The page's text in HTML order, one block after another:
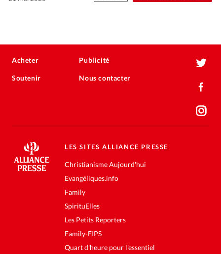
Acheter
Soutenir
Publicité
Nous contacter
LES SITES ALLIANCE PRESSE
Christianisme Aujourd'hui
Evangéliques.info
Family
SpirituElles
Les Petits Reporters
Family-FIPS
Quart d'heure pour l'essentiel